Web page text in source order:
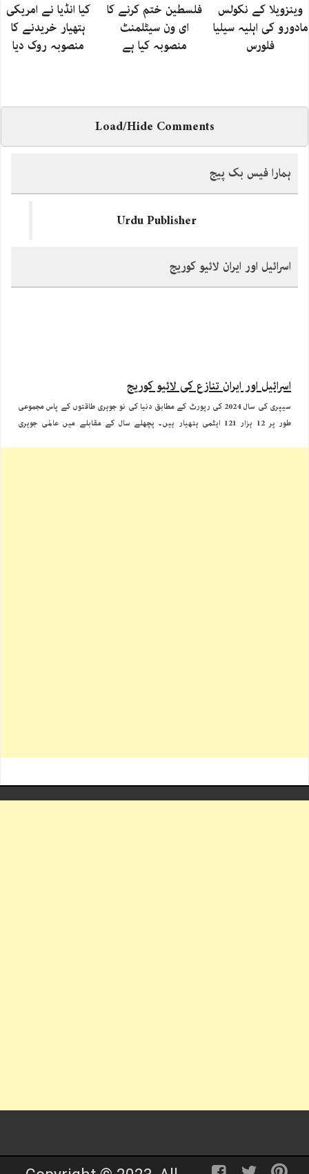
وینزویلا کے نکولس
مادورو کی اہلیہ سیلیا
فلورس
فلسطین ختم کرنے کا
ای ون سیٹلمنٹ
منصوبہ کیا ہے
کیا انڈیا نے امریکی
ہتھیار خریدنے کا
منصوبہ روک دیا
Load/Hide Comments
ہمارا فیس بک پیج
Urdu Publisher
اسرائیل اور ایران لائیو کوریج
اسرائیل اور ایران تنازع کی لائیو کوریج
سیپری کی سال 2024 کی رپورٹ کے مطابق دنیا کی نو جوہری طاقتوں کے پاس مجموعی
طور پر 12 ہزار 121 ایٹمی ہتھیار ہیں۔ پچھلے سال کے مقابلے میں عالمی جوہری